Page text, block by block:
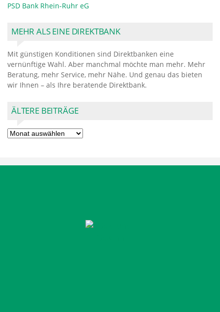
PSD Bank Rhein-Ruhr eG
MEHR ALS EINE DIREKTBANK
Mit günstigen Konditionen sind Direktbanken eine
vernünftige Wahl. Aber manchmal möchte man mehr. Mehr
Beratung, mehr Service, mehr Nähe. Und genau das bieten
wir Ihnen – als Ihre beratende Direktbank.
ÄLTERE BEITRÄGE
Ältere